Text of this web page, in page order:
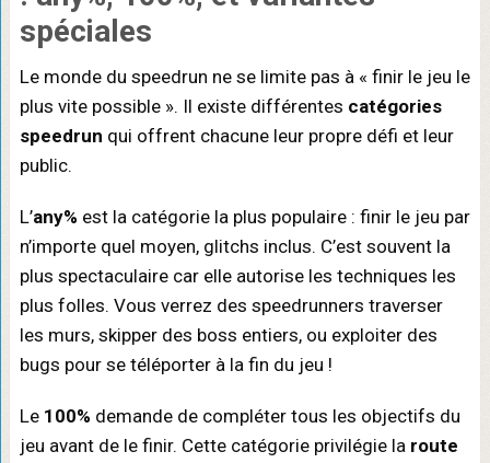
spéciales
Le monde du speedrun ne se limite pas à « finir le jeu le
plus vite possible ». Il existe différentes catégories
speedrun qui offrent chacune leur propre défi et leur
public.
L’any% est la catégorie la plus populaire : finir le jeu par
n’importe quel moyen, glitchs inclus. C’est souvent la
plus spectaculaire car elle autorise les techniques les
plus folles. Vous verrez des speedrunners traverser
les murs, skipper des boss entiers, ou exploiter des
bugs pour se téléporter à la fin du jeu !
Le 100% demande de compléter tous les objectifs du
jeu avant de le finir. Cette catégorie privilégie la route